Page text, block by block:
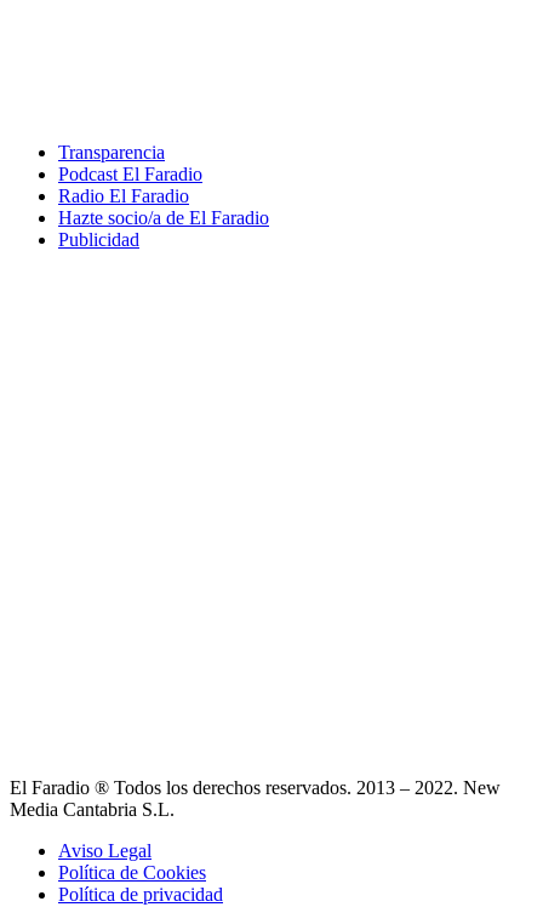
Transparencia
Podcast El Faradio
Radio El Faradio
Hazte socio/a de El Faradio
Publicidad
El Faradio ® Todos los derechos reservados. 2013 – 2022. New
Media Cantabria S.L.
Aviso Legal
Política de Cookies
Política de privacidad